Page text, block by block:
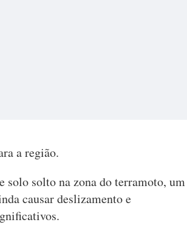
a região.
solo solto na zona do terramoto, um
causar deslizamento e